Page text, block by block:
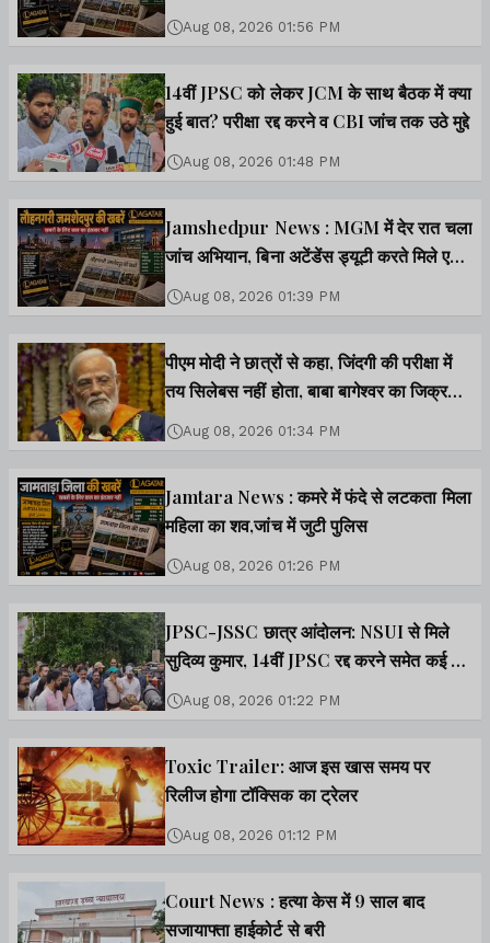
गंभीर
Aug 08, 2026 01:56 PM
14वीं JPSC को लेकर JCM के साथ बैठक में क्या
हुई बात? परीक्षा रद्द करने व CBI जांच तक उठे मुद्दे
Aug 08, 2026 01:48 PM
Jamshedpur News : MGM में देर रात चला
जांच अभियान, बिना अटेंडेंस ड्यूटी करते मिले एक
दर्जन से अधिक कर्मचारी
Aug 08, 2026 01:39 PM
पीएम मोदी ने छात्रों से कहा, जिंदगी की परीक्षा में
तय सिलेबस नहीं होता, बाबा बागेश्वर का जिक्र
किया, तो छात्र मुस्कुराये
Aug 08, 2026 01:34 PM
Jamtara News : कमरे में फंदे से लटकता मिला
महिला का शव,जांच में जुटी पुलिस
Aug 08, 2026 01:26 PM
JPSC-JSSC छात्र आंदोलन: NSUI से मिले
सुदिव्य कुमार, 14वीं JPSC रद्द करने समेत कई मांगें
शामिल
Aug 08, 2026 01:22 PM
Toxic Trailer: आज इस खास समय पर
रिलीज होगा टॉक्सिक का ट्रेलर
Aug 08, 2026 01:12 PM
Court News : हत्या केस में 9 साल बाद
सजायाफ्ता हाईकोर्ट से बरी